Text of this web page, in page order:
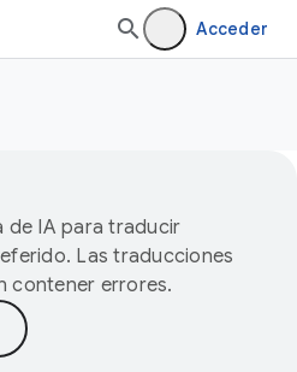
Acceder
de IA para traducir
Las traducciones
contener errores.